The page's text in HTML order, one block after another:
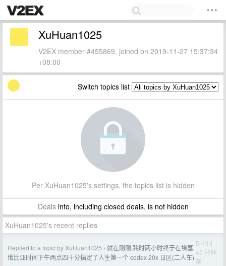
XuHuan1025
V2EX member #455869, joined on 2019-11-27 15:37:34
+08:00
Switch topics list
Per XuHuan1025's settings, the topics list is hidden
Dealsinfo, including closed deals, is not hidden
XuHuan1025's recent replies
Replied to a topic by XuHuan1025 › 就在刚刚,耗时两小时终于在埃塞
俄比亚时间下午两点四十分搞定了人生第一个 codex 20x 日区(二人车)
5 小时
45 分钟
前